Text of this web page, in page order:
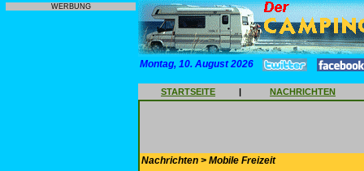
WERBUNG
Montag, 10. August 2026
STARTSEITE | NACHRICHTEN
Nachrichten > Mobile Freizeit